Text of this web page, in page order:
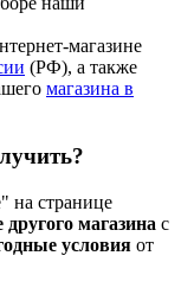
магазине
(РФ), а также
магазина в
на странице
магазина с
условия от